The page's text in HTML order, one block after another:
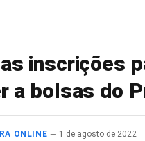
inscrições
a bolsas do
ONLINE
1 de agosto de 2022